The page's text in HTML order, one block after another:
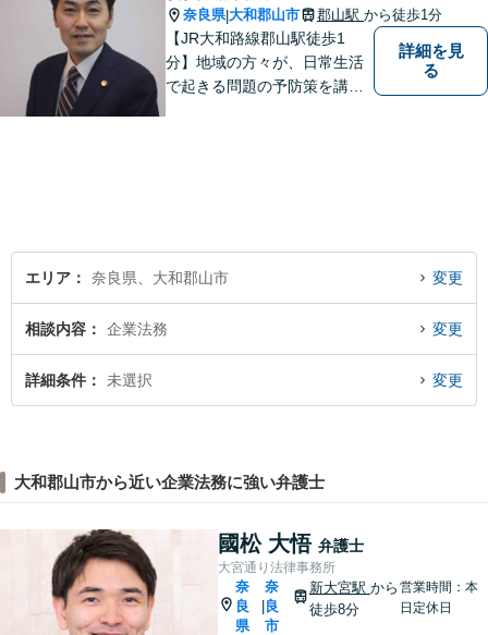
奈良県|大和郡山市 郡山駅 から徒歩1分
【JR大和路線郡山駅徒歩1
分】地域の方々が、日常生活
で起きる問題の予防策を講じ
詳細を見
る
エリア 奈良県、大和郡山市 変更
相談内容 企業法務 変更
詳細条件 未選択 変更
大和郡山市から近い企業法務に強い弁護士
國松 大悟 弁護士
大宮通り法律事務所
奈
良
県
奈
良
市
新大宮駅 から
徒歩8分
営業時間：本
日定休日